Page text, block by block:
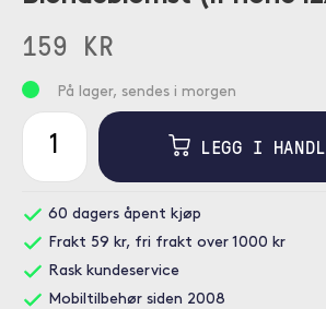
159 KR
På lager, sendes i morgen
LEGG I
60 dagers åpent kjøp
Frakt 59 kr, fri frakt over 1000 kr
Rask kundeservice
Mobiltilbehør siden 2008